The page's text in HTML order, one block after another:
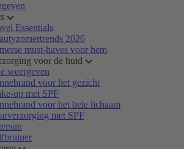
Essentials
2026
must-haves voor hem
voor de huid
weergeven
voor het gezicht
up met SPF
voor het hele lichaam
met SPF